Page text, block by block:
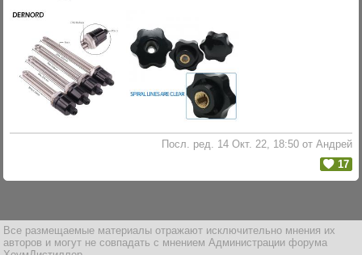
Посл. ред. 14 Окт. 22, 18:50 от Андрей
17
Все размещаемые материалы отражают исключительно мнения их
авторов и могут не совпадать с мнением Администрации форума